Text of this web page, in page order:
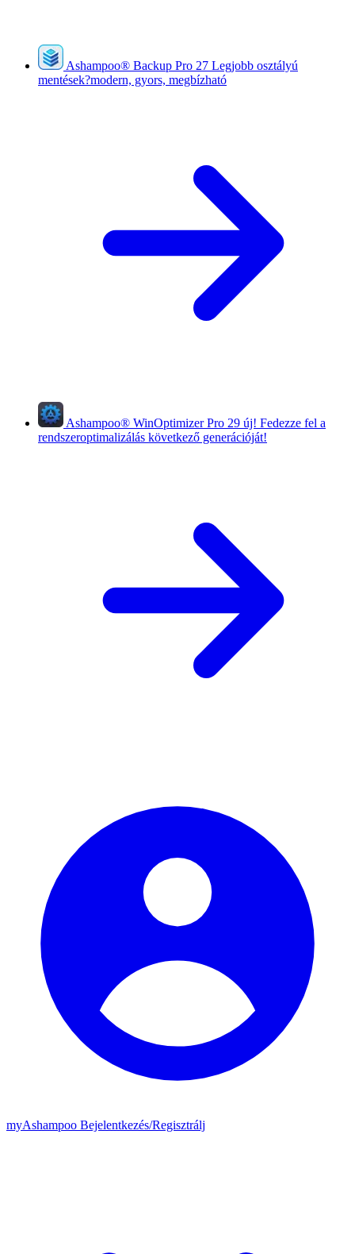
Ashampoo® Backup Pro 27 Legjobb osztályú
mentések?modern, gyors, megbízható
Ashampoo® WinOptimizer Pro 29 új! Fedezze fel a
rendszeroptimalizálás következő generációját!
myAshampoo Bejelentkezés/Regisztrálj